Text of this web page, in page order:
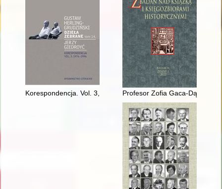
Korespondencja. Vol. 3, Profesor Zofia Gaca-